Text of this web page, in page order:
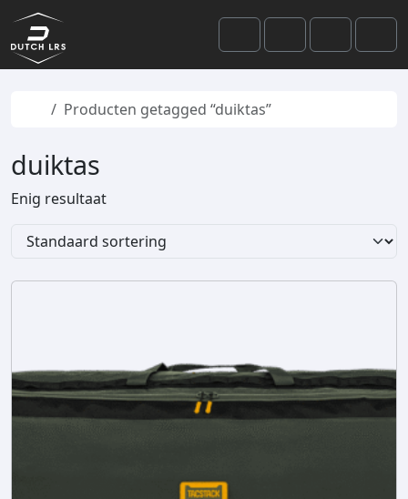
Skip to content
Skip to footer
SearchAccount
Cart
Home
Producten getagged “duiktas”
duiktas
Enig resultaat